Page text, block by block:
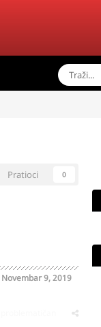
Pratioci 0
Novembar 9, 2019